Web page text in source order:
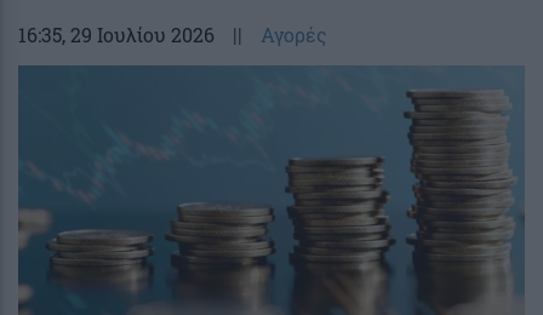
16:35, 29 Ιουλίου 2026 || Αγορές